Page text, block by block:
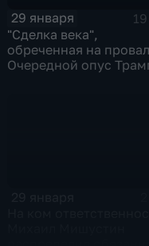
29 января
"Сделка века",
обреченная на
Очередной опус